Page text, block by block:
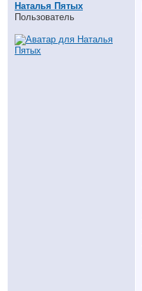
Наталья Пятых
Пользователь